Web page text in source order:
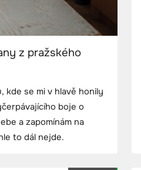
z pražského
kde se mi v hlavě honily
boje o
a zapomínám na
to dál nejde.